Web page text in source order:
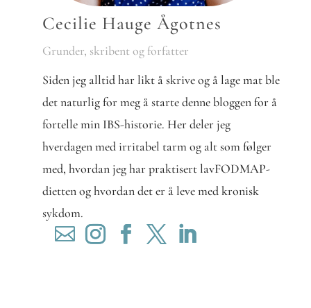
Cecilie Hauge Ågotnes
Grunder, skribent og forfatter
Siden jeg alltid har likt å skrive og å lage mat ble
det naturlig for meg å starte denne bloggen for å
fortelle min IBS-historie. Her deler jeg
hverdagen med irritabel tarm og alt som følger
med, hvordan jeg har praktisert lavFODMAP-
dietten og hvordan det er å leve med kronisk
sykdom.